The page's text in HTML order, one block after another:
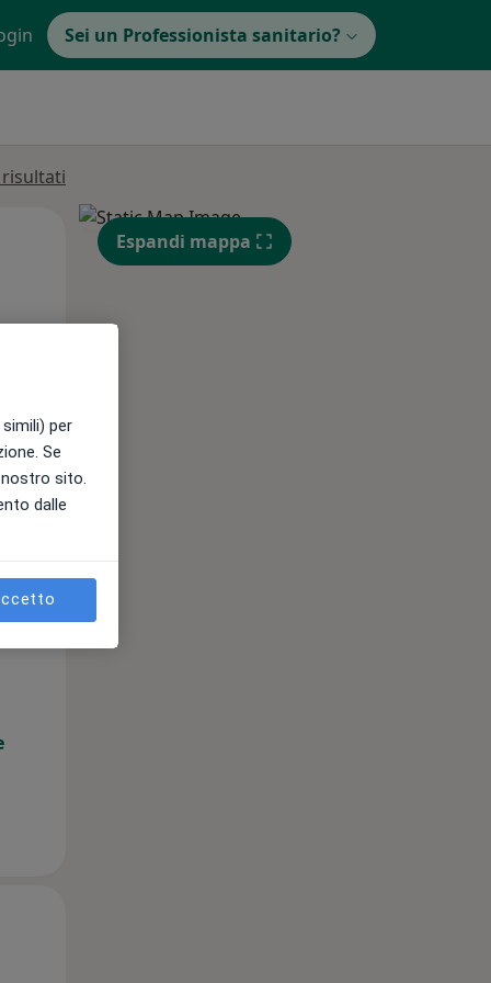
Sei un Professionista sanitario?
Gio, Ven,
14 Ago
Mer,
Espandi mappa
per
Se
sito.
dalle